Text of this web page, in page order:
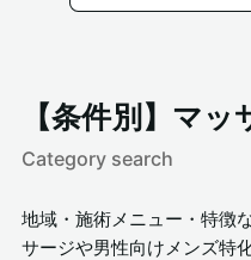
【条件別】マ
Category search
地域・施術メニュー・特徴
サージや男性向けメンズ特